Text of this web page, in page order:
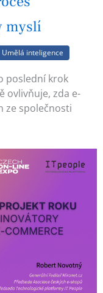
myslí
Umělá inteligence
poslední krok
ovlivňuje, zda e-
ze společnosti